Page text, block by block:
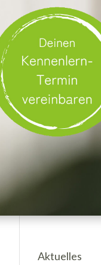
Aktuelles